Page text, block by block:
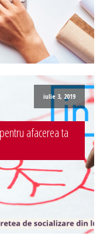
iulie 3, 2019
afacerea ta